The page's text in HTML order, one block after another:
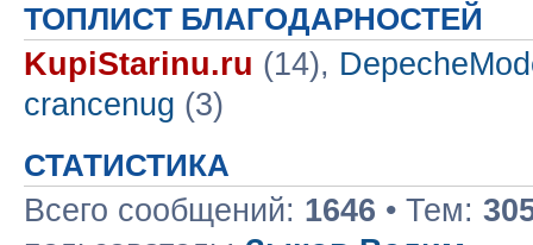
ТОПЛИСТ БЛАГОДАРНОСТЕЙ
KupiStarinu.ru (14),
crancenug (3)
СТАТИСТИКА
Всего сообщений: 1646 • Тем: